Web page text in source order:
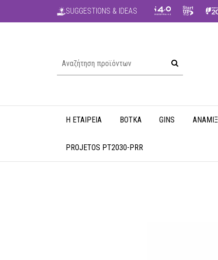
SUGGESTIONS & IDEAS
Η ΕΤΑΙΡΕΊΑ ΒΌΤΚΑ GINS
PROJETOS PT2030-PRR